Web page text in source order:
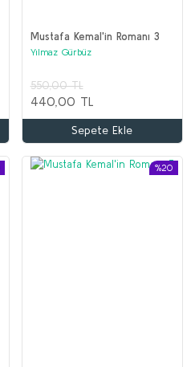
Mustafa Kemal'in Romanı 3
Yılmaz Gürbüz
550,00 TL
440,00 TL
Sepete Ekle
%20